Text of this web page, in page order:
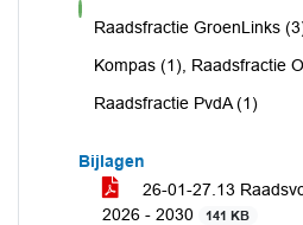
voor
Raadsfractie GroenLinks
Kompas (1), Raadsfractie
Raadsfractie PvdA (1)
Bijlagen
26-01-27.13
2026 - 2030
141 KB